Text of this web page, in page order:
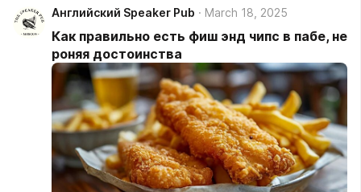
Английский Speaker Pub March 18, 2025
Как правильно есть фиш энд чипс в пабе, не
роняя достоинства